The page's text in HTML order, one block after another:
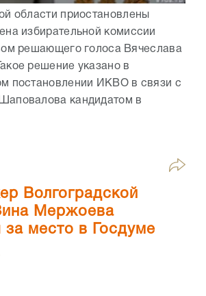
области приостановлены
избирательной комиссии
решающего голоса Вячеслава
решение указано в
постановлении ИКВО в связи с
кандидатом в
Волгоградской
Мержоева
за место в Госдуме